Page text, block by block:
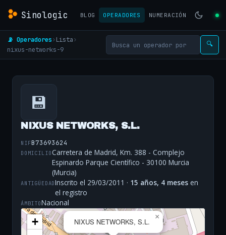
Sinologic BLOG OPERADORES NUMERACIÓN
📡 Operadores› Lista›
nixus-networks-9
🔍
💾
NIXUS NETWORKS, S.L.
NIFB73693624
DOMICILIOCarretera de Madrid, Km. 388 - Complejo
Espinardo Parque Científico - 30100 Murcia
(Murcia)
ANTIGÜEDADInscrito el 29/03/2011 · 15 años, 4 meses en
el registro
ÁMBITONacional
NIXUS NETWORKS, S.L.
×
+